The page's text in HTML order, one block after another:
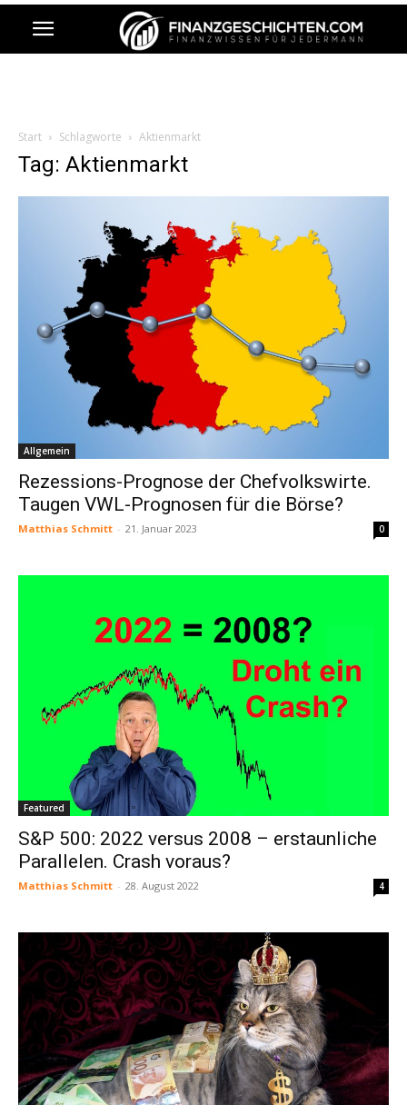
Start Schlagworte Aktienmarkt
Tag: Aktienmarkt
Allgemein
Rezessions-Prognose der Chefvolkswirte.
Taugen VWL-Prognosen für die Börse?
Matthias Schmitt - 21. Januar 2023 0
Featured
S&P 500: 2022 versus 2008 – erstaunliche
Parallelen. Crash voraus?
Matthias Schmitt - 28. August 2022 4